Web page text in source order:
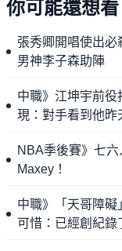
你可能還想看
張秀卿開唱使出
男神李子森助陣
中職》江坤宇前役
現：對手看到他昨
NBA季後賽》七
Maxey！
中職》「天哥障
可惜：已經創紀錄